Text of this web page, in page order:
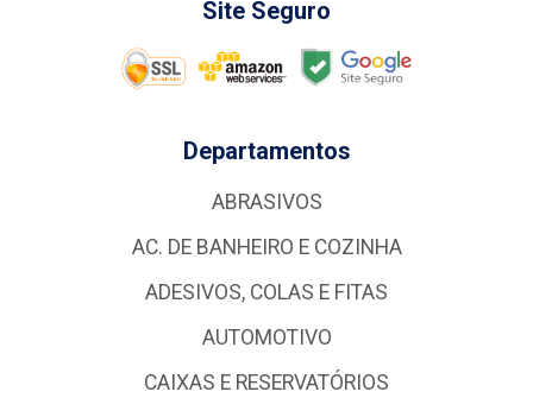
Site Seguro
Departamentos
ABRASIVOS
AC. DE BANHEIRO E COZINHA
ADESIVOS, COLAS E FITAS
AUTOMOTIVO
CAIXAS E RESERVATÓRIOS